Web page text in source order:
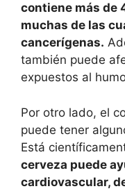
contiene más de
muchas de las
cancerígenas.
también puede
expuestos al
Por otro lado, el
puede tener
Está
cerveza puede
cardiovascular,